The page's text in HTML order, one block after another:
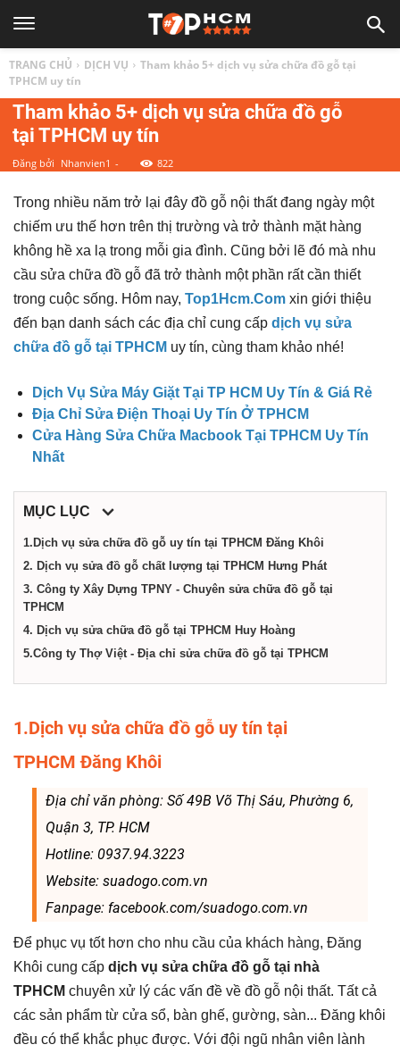
1
HCM
Top
địa
điểm,
dịch
vụ
tại
Thành
phố
Chí
TRANG CHỦ DỊCH VỤ
Tham khảo 5+ dịch vụ sửa chữa đồ gỗ tại
TPHCM uy tín
Tham khảo 5+ dịch vụ sửa chữa đồ gỗ
tại TPHCM uy tín
Đăng bởi Nhanvien1 - 822
Trong nhiều năm trở lại đây đồ gỗ nội thất đang ngày một
chiếm ưu thế hơn trên thị trường và trở thành mặt hàng
không hề xa lạ trong mỗi gia đình. Cũng bởi lẽ đó mà nhu
cầu sửa chữa đồ gỗ đã trở thành một phần rất cần thiết
trong cuộc sống. Hôm nay, Top1Hcm.Com xin giới thiệu
đến bạn danh sách các địa chỉ cung cấp dịch vụ sửa
chữa đồ gỗ tại TPHCM uy tín, cùng tham khảo nhé!
Dịch Vụ Sửa Máy Giặt Tại TP HCM Uy Tín & Giá Rẻ
Địa Chỉ Sửa Điện Thoại Uy Tín Ở TPHCM
Cửa Hàng Sửa Chữa Macbook Tại TPHCM Uy Tín
Nhất
MỤC LỤC
1.Dịch vụ sửa chữa đồ gỗ uy tín tại TPHCM Đăng Khôi
2. Dịch vụ sửa đồ gỗ chất lượng tại TPHCM Hưng Phát
3. Công ty Xây Dựng TPNY - Chuyên sửa chữa đồ gỗ tại
TPHCM
4. Dịch vụ sửa chữa đồ gỗ tại TPHCM Huy Hoàng
5.Công ty Thợ Việt - Địa chỉ sửa chữa đồ gỗ tại TPHCM
1.Dịch vụ sửa chữa đồ gỗ uy tín tại
TPHCM Đăng Khôi
Địa chỉ văn phòng: Số 49B Võ Thị Sáu, Phường 6,
Quận 3, TP. HCM
Hotline: 0937.94.3223
Website: suadogo.com.vn
Fanpage: facebook.com/suadogo.com.vn
Để phục vụ tốt hơn cho nhu cầu của khách hàng, Đăng
Khôi cung cấp dịch vụ sửa chữa đồ gỗ tại nhà
TPHCM chuyên xử lý các vấn đề về đồ gỗ nội thất. Tất cả
các sản phẩm từ cửa sổ, bàn ghế, gường, sàn... Đăng khôi
đều có thể khắc phục được. Với đội ngũ nhân viên lành